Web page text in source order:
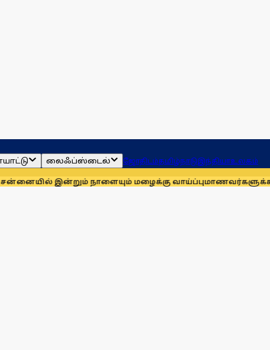
லைஃப்ஸ்டைல் ஜோதிடம்தமிழ்நாடுஇந்தியாஉலகம்
நாளையும் மழைக்கு வாய்ப்புமாணவர்களுக்காக முதலில்